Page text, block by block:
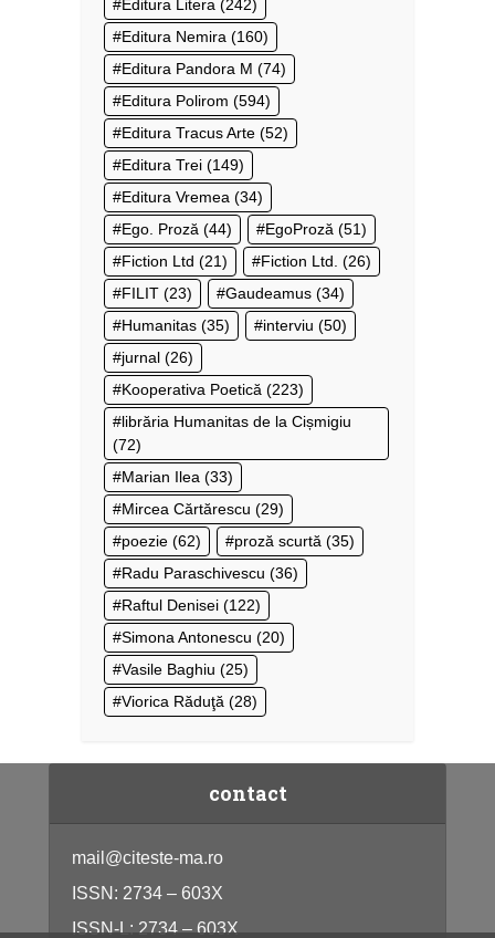
Editura Litera (242)
Editura Nemira (160)
Editura Pandora M (74)
Editura Polirom (594)
Editura Tracus Arte (52)
Editura Trei (149)
Editura Vremea (34)
Ego. Proză (44) EgoProză (51)
Fiction Ltd (21) Fiction Ltd. (26)
FILIT (23) Gaudeamus (34)
Humanitas (35) interviu (50)
jurnal (26)
Kooperativa Poetică (223)
librăria Humanitas de la Cișmigiu
(72)
Marian Ilea (33)
Mircea Cărtărescu (29)
poezie (62) proză scurtă (35)
Radu Paraschivescu (36)
Raftul Denisei (122)
Simona Antonescu (20)
Vasile Baghiu (25)
Viorica Răduţă (28)
contact
mail@citeste-ma.ro
ISSN: 2734 – 603X
ISSN-L: 2734 – 603X